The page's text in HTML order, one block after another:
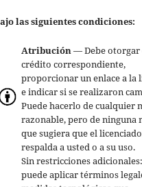
las siguientes condiciones:
Atribución— Debe otorgar
crédito correspondiente,
proporcionar un enlace a la
e indicar si se realizaron
Puede hacerlo de cualquier
razonable, pero de ninguna
que sugiera que el
respalda a usted o a su uso.
Sin restricciones
puede aplicar términos